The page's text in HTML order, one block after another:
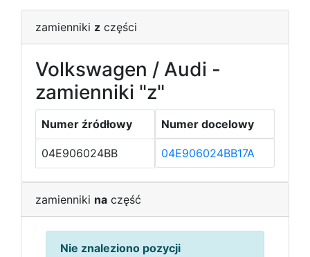
zamienniki z części
Volkswagen / Audi -
zamienniki "z"
Numer źródłowy Numer docelowy
04E906024BB 04E906024BB17A
zamienniki na część
Nie znaleziono pozycji